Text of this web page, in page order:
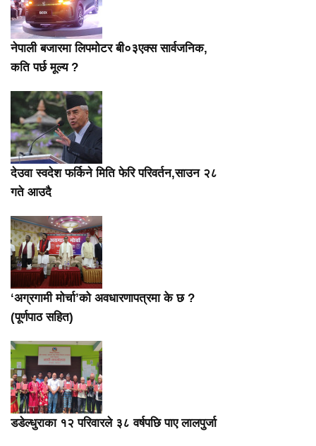
नेपाली बजारमा लिपमोटर बी०३एक्स सार्वजनिक,
कति पर्छ मूल्य ?
देउवा स्वदेश फर्किने मिति फेरि परिवर्तन,साउन २८
गते आउदै
‘अग्रगामी मोर्चा’को अवधारणापत्रमा के छ ?
(पूर्णपाठ सहित)
डडेल्धुराका १२ परिवारले ३८ वर्षपछि पाए लालपुर्जा